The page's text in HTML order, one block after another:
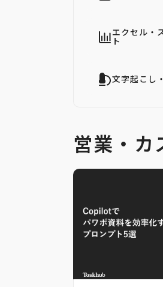
エクセル・
ト
文字起こし
営業・カ